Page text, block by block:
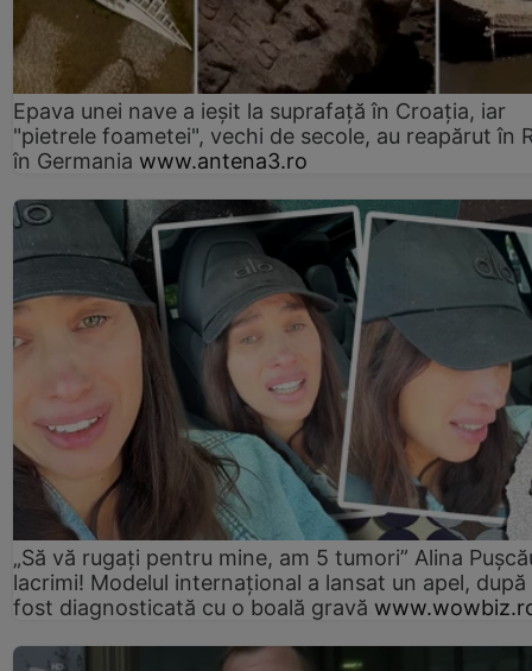
Epava unei nave a ieșit la suprafață în Croația, iar
"pietrele foametei", vechi de secole, au reapărut în
în Germania www.antena3.ro
„Să vă rugați pentru mine, am 5 tumori” Alina
lacrimi! Modelul internațional a lansat un apel, după
fost diagnosticată cu o boală gravă